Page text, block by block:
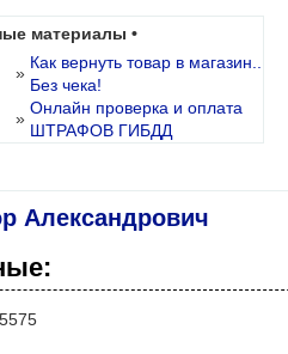
материалы •
»
Как вернуть товар в магазин..
Без чека!
»
Онлайн проверка и оплата
ШТРАФОВ ГИБДД
Александрович